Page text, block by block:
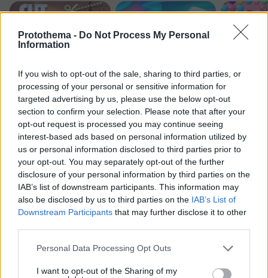
Protothema - Do Not Process My Personal
Information
If you wish to opt-out of the sale, sharing to third parties, or
processing of your personal or sensitive information for
targeted advertising by us, please use the below opt-out
section to confirm your selection. Please note that after your
opt-out request is processed you may continue seeing
interest-based ads based on personal information utilized by
us or personal information disclosed to third parties prior to
your opt-out. You may separately opt-out of the further
disclosure of your personal information by third parties on the
IAB’s list of downstream participants. This information may
also be disclosed by us to third parties on the IAB’s List of
Downstream Participants that may further disclose it to other
Please note that this website/app uses one or more Google
not limited to your visit or usage behaviour. You may click to
Personal Data Processing Opt Outs
I want to opt-out of the Sharing of my
Cut The Rope
ΔΕΙΤΕ ΟΛΑ ΤΑ GAMES
Best of Network